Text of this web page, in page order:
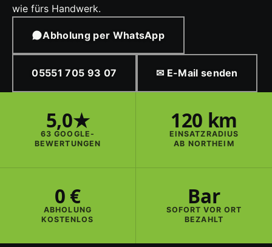
wie fürs Handwerk.
Abholung per WhatsApp
05551 705 93 07 ✉ E-Mail senden
5,0★
63 GOOGLE-
BEWERTUNGEN
120 km
EINSATZRADIUS
AB NORTHEIM
0 €
ABHOLUNG
KOSTENLOS
Bar
SOFORT VOR ORT
BEZAHLT